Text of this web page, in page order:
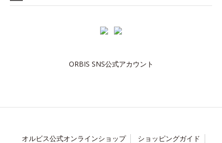
ORBIS SNS公式アカウント
オルビス公式オンラインショップ ショッピングガイド